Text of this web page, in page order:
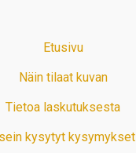
Etusivu
Näin tilaat kuvan
Tietoa laskutuksesta
kysytyt kysymykset